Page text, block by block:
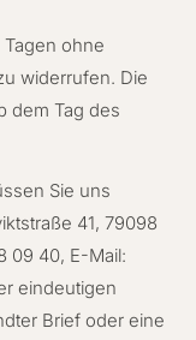
ohne
widerrufen. Die
dem Tag des
Sie uns
41, 79098
09 40, E-Mail:
eindeutigen
Brief oder eine